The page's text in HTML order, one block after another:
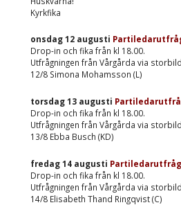
Kyrkfika
onsdag 12 augusti
Drop-in och fika från kl 18.00.
Utfrågningen från Vårgårda via
12/8 Simona Mohamsson (L)
torsdag 13 augusti
Drop-in och fika från kl 18.00.
Utfrågningen från Vårgårda via
13/8 Ebba Busch (KD)
fredag 14 augusti
Drop-in och fika från kl 18.00.
Utfrågningen från Vårgårda via
14/8 Elisabeth Thand Ringqvist (C)